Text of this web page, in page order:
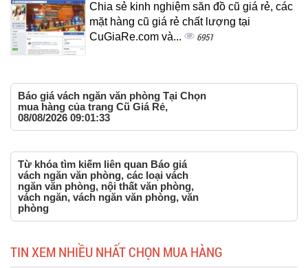
Chia sẻ kinh nghiệm săn đồ cũ giá rẻ, các
mặt hàng cũ giá rẻ chất lượng tại
CuGiaRe.com và...
6951
Báo giá vách ngăn văn phòng Tại Chọn
mua hàng của trang Cũ Giá Rẻ,
08/08/2026 09:01:33
Từ khóa tìm kiếm liên quan Báo giá
vách ngăn văn phòng, các loại vách
ngăn văn phòng, nội thất văn phòng,
vách ngăn, vách ngăn văn phòng, văn
phòng
TIN XEM NHIỀU NHẤT CHỌN MUA HÀNG